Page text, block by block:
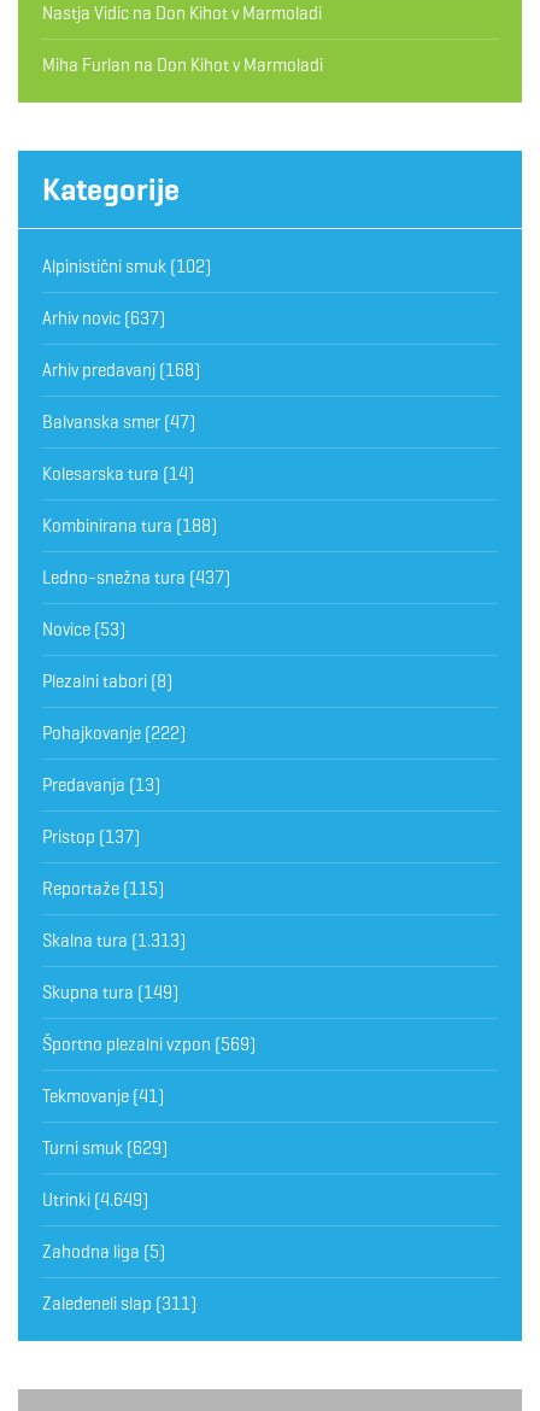
Nastja Vidic na Don Kihot v Marmoladi
Miha Furlan na Don Kihot v Marmoladi
Kategorije
Alpinistični smuk (102)
Arhiv novic (637)
Arhiv predavanj (168)
Balvanska smer (47)
Kolesarska tura (14)
Kombinirana tura (188)
Ledno-snežna tura (437)
Novice (53)
Plezalni tabori (8)
Pohajkovanje (222)
Predavanja (13)
Pristop (137)
Reportaže (115)
Skalna tura (1.313)
Skupna tura (149)
Športno plezalni vzpon (569)
Tekmovanje (41)
Turni smuk (629)
Utrinki (4.649)
Zahodna liga (5)
Zaledeneli slap (311)